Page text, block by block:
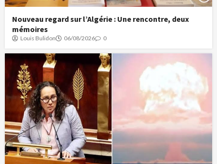
Nouveau regard sur l’Algérie : Une rencontre, deux
mémoires
Louis Bulidon 06/08/2026 0